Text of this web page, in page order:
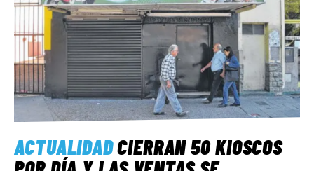
ACTUALIDADCIERRAN 50 KIOSCOS